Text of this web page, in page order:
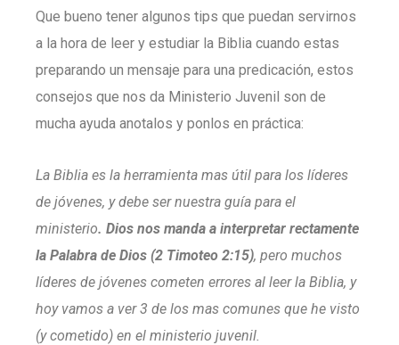
Que bueno tener algunos tips que puedan servirnos
a la hora de leer y estudiar la Biblia cuando estas
preparando un mensaje para una predicación, estos
consejos que nos da Ministerio Juvenil son de
mucha ayuda anotalos y ponlos en práctica:
La Biblia es la herramienta mas útil para los líderes
de jóvenes, y debe ser nuestra guía para el
ministerio. Dios nos manda a interpretar rectamente
la Palabra de Dios (2 Timoteo 2:15), pero muchos
líderes de jóvenes cometen errores al leer la Biblia, y
hoy vamos a ver 3 de los mas comunes que he visto
(y cometido) en el ministerio juvenil.